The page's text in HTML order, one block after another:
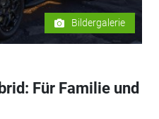
Bildergalerie
Für Familie und